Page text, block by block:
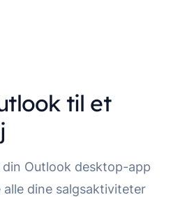
til et
Outlook desktop-app
dine salgsaktiviteter